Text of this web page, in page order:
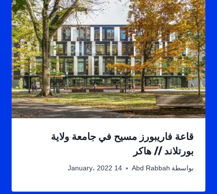
قاعة فاريبورز مسيح في جامعة ولاية
بورتلاند // هاكر
بواسطة Abd Rabbah 14 January، 2022